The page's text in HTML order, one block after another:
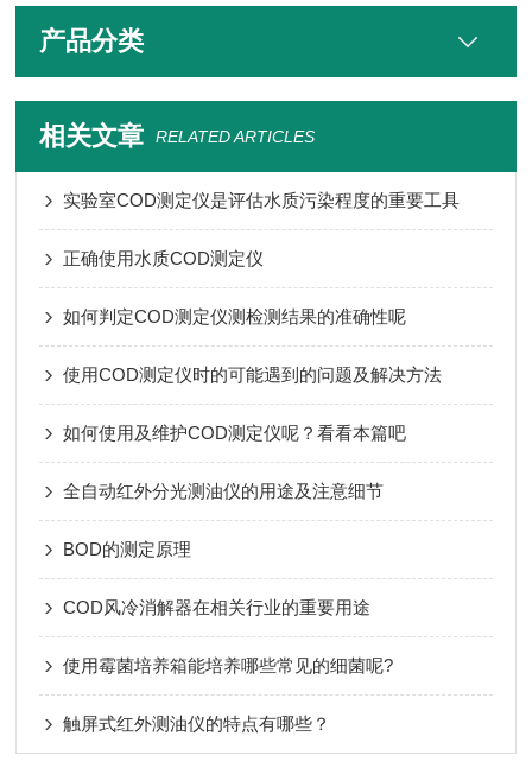
产品分类
相关文章 RELATED ARTICLES
实验室COD测定仪是评估水质污染程度的重要工具
正确使用水质COD测定仪
如何判定COD测定仪测检测结果的准确性呢
使用COD测定仪时的可能遇到的问题及解决方法
如何使用及维护COD测定仪呢？看看本篇吧
全自动红外分光测油仪的用途及注意细节
BOD的测定原理
COD风冷消解器在相关行业的重要用途
使用霉菌培养箱能培养哪些常见的细菌呢?
触屏式红外测油仪的特点有哪些？